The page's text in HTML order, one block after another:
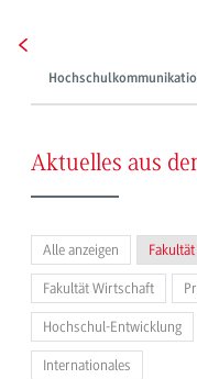
Aktuelles aus
Alle anzeigen
Fakultät Wirtschaft
Hochschul-Entwicklung
Internationales